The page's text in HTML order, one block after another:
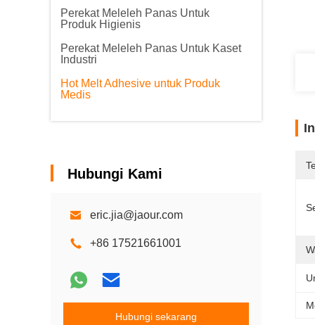
Perekat Meleleh Panas Untuk
Produk Higienis
Perekat Meleleh Panas Untuk Kaset
Industri
Hot Melt Adhesive untuk Produk
Medis
Hubungi Kami
eric.jia@jaour.com
+86 17521661001
Hubungi sekarang